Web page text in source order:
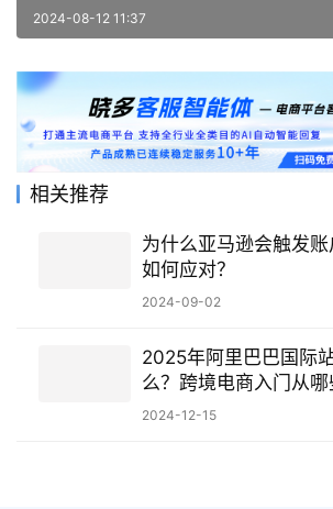
2024-08-12 11:37
相关推荐
为什么亚马逊会触发
如何应对？
2024-09-02
2025年阿里巴巴国际
么？跨境电商入门从
2024-12-15